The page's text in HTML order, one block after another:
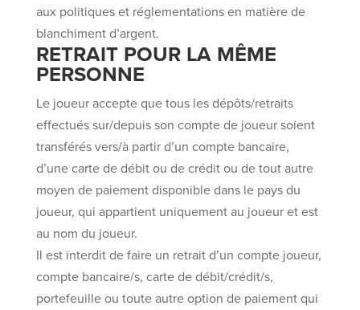
aux politiques et réglementations en matière de
blanchiment d’argent.
RETRAIT POUR LA MÊME
PERSONNE
Le joueur accepte que tous les dépôts/retraits
effectués sur/depuis son compte de joueur soient
transférés vers/à partir d’un compte bancaire,
d’une carte de débit ou de crédit ou de tout autre
moyen de paiement disponible dans le pays du
joueur, qui appartient uniquement au joueur et est
au nom du joueur.
Il est interdit de faire un retrait d’un compte joueur,
compte bancaire/s, carte de débit/crédit/s,
portefeuille ou toute autre option de paiement qui